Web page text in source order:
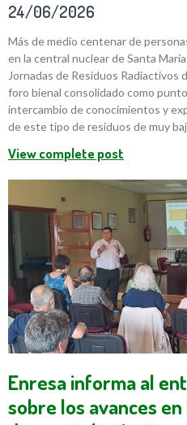
24/06/2026
Más de medio centenar de
en la central nuclear de Santa
Jornadas de Residuos Radiactivos
foro bienal consolidado como
intercambio de conocimientos y
de este tipo de residuos de muy
View complete post
Enresa informa al
sobre los avances en